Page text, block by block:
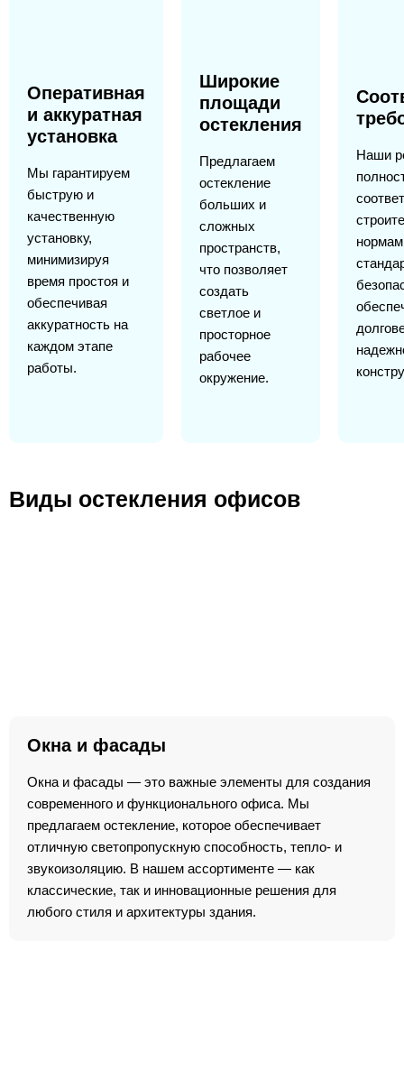
Оперативная
и аккуратная
установка
Мы гарантируем
быструю и
качественную
установку,
минимизируя
время простоя и
обеспечивая
аккуратность на
каждом этапе
работы.
Широкие
площади
остекления
Предлагаем
остекление
больших и
сложных
пространств,
что позволяет
создать
светлое и
просторное
рабочее
окружение.
Наши
Виды остекления офисов
Окна и фасады
Окна и фасады — это важные элементы для создания
современного и функционального офиса. Мы
предлагаем остекление, которое обеспечивает
отличную светопропускную способность, тепло- и
звукоизоляцию. В нашем ассортименте — как
классические, так и инновационные решения для
любого стиля и архитектуры здания.